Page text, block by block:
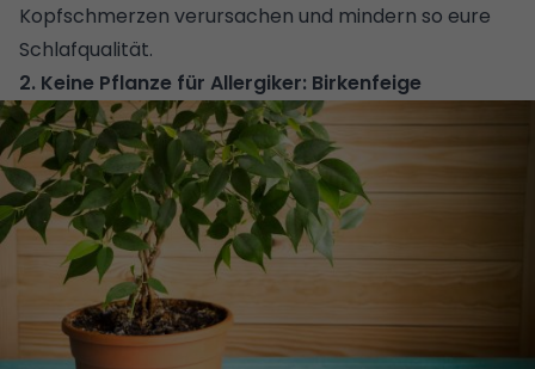
Kopfschmerzen verursachen und mindern so eure
Schlafqualität.
2. Keine Pflanze für Allergiker: Birkenfeige